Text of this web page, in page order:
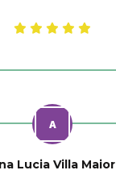
Lucia Villa Maior